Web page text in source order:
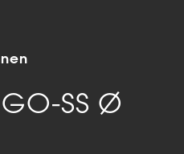
SS Ø